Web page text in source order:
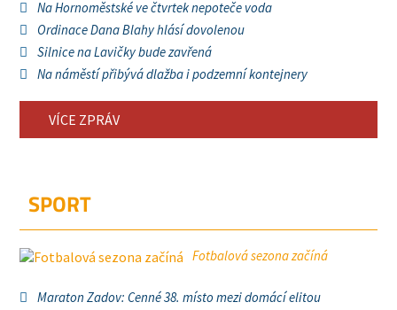
Na Hornoměstské ve čtvrtek nepoteče voda
Ordinace Dana Blahy hlásí dovolenou
Silnice na Lavičky bude zavřená
Na náměstí přibývá dlažba i podzemní kontejnery
VÍCE ZPRÁV
SPORT
Fotbalová sezona začíná
Maraton Zadov: Cenné 38. místo mezi domácí elitou